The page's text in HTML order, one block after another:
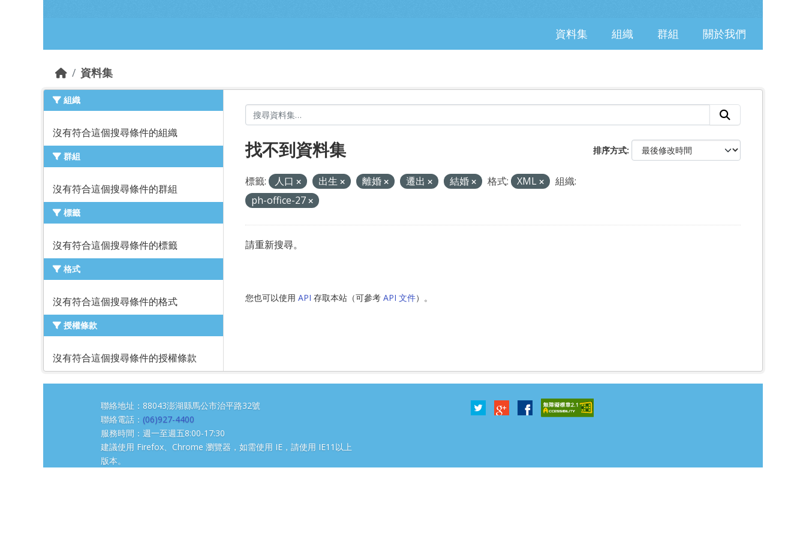
資料集 組織 群組 關於我們
資料集
組織
沒有符合這個搜尋條件的組織
群組
沒有符合這個搜尋條件的群組
標籤
沒有符合這個搜尋條件的標籤
格式
沒有符合這個搜尋條件的格式
授權條款
沒有符合這個搜尋條件的授權條款
排序方式
找不到資料集
標籤: 人口 出生 離婚 遷出 結婚 格式: XML
組織:
ph-office-27
請重新搜尋。
您也可以使用 API 存取本站（可參考 API 文件）。
聯絡地址：88043澎湖縣馬公市治平路32號
聯絡電話： (06)927-4400
服務時間：週一至週五8:00-17:30
建議使用 Firefox、Chrome 瀏覽器，如需使用 IE，請使用 IE11以上
版本。